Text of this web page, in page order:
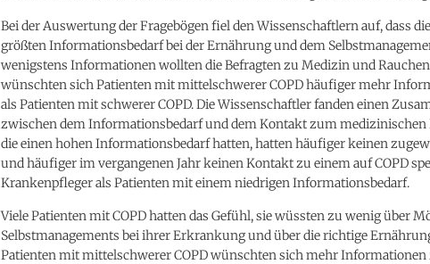
Bei der Auswertung der Fragebögen fiel den Wissenschaftlern auf, dass
größten Informationsbedarf bei der Ernährung und dem
wenigstens Informationen wollten die Befragten zu Medizin und
wünschten sich Patienten mit mittelschwerer COPD häufiger mehr
als Patienten mit schwerer COPD. Die Wissenschaftler fanden einen
zwischen dem Informationsbedarf und dem Kontakt zum medizinischen
die einen hohen Informationsbedarf hatten, hatten häufiger keinen
und häufiger im vergangenen Jahr keinen Kontakt zu einem auf COPD
Krankenpfleger als Patienten mit einem niedrigen Informationsbedarf.
Viele Patienten mit COPD hatten das Gefühl, sie wüssten zu wenig über
Selbstmanagements bei ihrer Erkrankung und über die richtige
Patienten mit mittelschwerer COPD wünschten sich mehr Informationen